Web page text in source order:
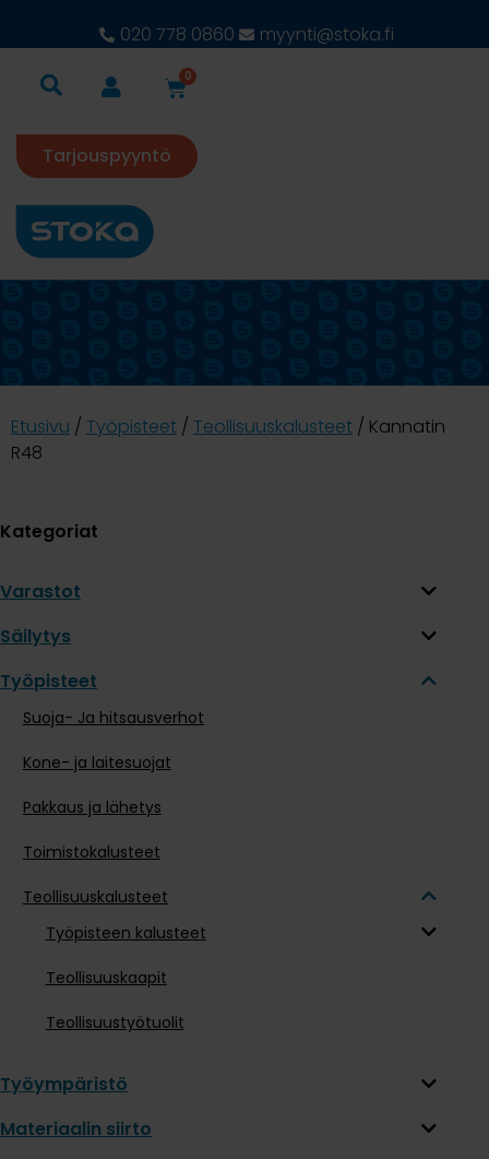
020 778 0860 myynti@stoka.fi
0
Tarjouspyyntö
Etusivu / Työpisteet / Teollisuuskalusteet / Kannatin
R48
Kategoriat
Varastot
Säilytys
Työpisteet
Suoja- Ja hitsausverhot
Kone- ja laitesuojat
Pakkaus ja lähetys
Toimistokalusteet
Teollisuuskalusteet
Työpisteen kalusteet
Teollisuuskaapit
Teollisuustyötuolit
Työympäristö
Materiaalin siirto